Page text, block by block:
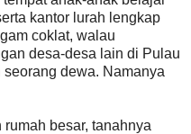
kantor lurah lengkap
coklat, walau
desa-desa lain di Pulau
dewa. Namanya
besar, tanahnya